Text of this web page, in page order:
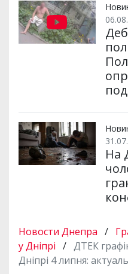
На
Новости Днепра /
у Дніпрі / ДТЕК
Дніпрі 4 липня: